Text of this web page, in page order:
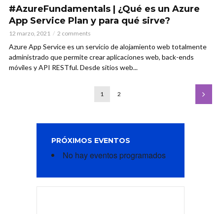
#AzureFundamentals | ¿Qué es un Azure
App Service Plan y para qué sirve?
12 marzo, 2021 2 comments
Azure App Service es un servicio de alojamiento web totalmente
administrado que permite crear aplicaciones web, back-ends
móviles y API RESTful. Desde sitios web...
1 2
PRÓXIMOS EVENTOS
No hay eventos programados